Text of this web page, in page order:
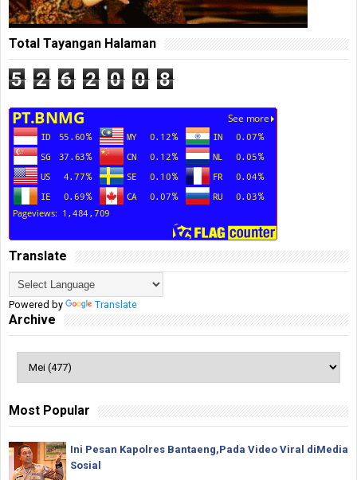
Total Tayangan Halaman
5 2 6 2 0 0 8
Translate
Powered by Translate
Archive
Most Popular
Ini Pesan Kapolres Bantaeng,Pada Video Viral diMedia
Sosial